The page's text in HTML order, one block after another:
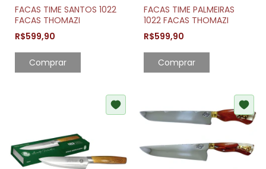
FACAS TIME SANTOS 1022
FACAS THOMAZI
R$599,90
FACAS TIME PALMEIRAS
1022 FACAS THOMAZI
R$599,90